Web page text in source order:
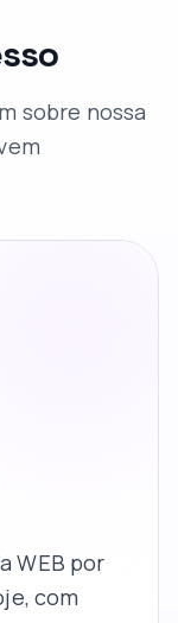
sobre nossa
WEB por
com